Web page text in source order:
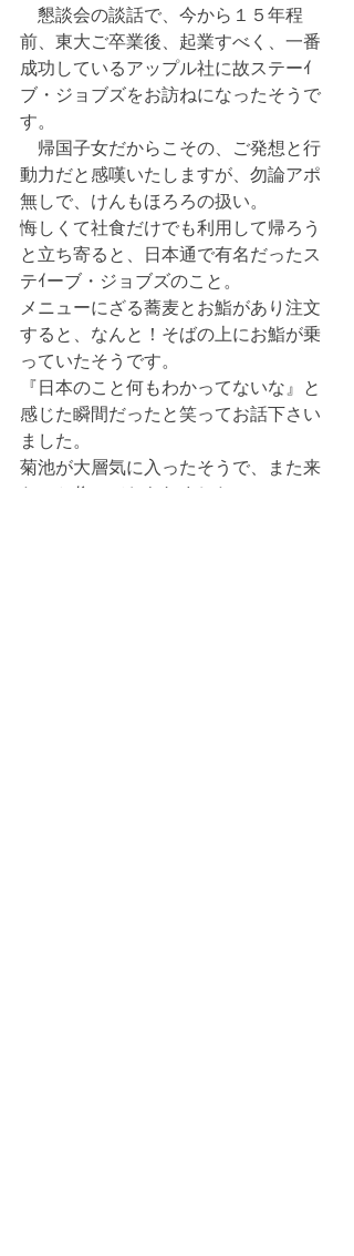
懇談会の談話で、今から１５年程
前、東大ご卒業後、起業すべく、一番
成功しているアップル社に故ステーｲ
ブ・ジョブズをお訪ねになったそうで
す。
帰国子女だからこその、ご発想と行
動力だと感嘆いたしますが、勿論アポ
無しで、けんもほろろの扱い。
悔しくて社食だけでも利用して帰ろう
と立ち寄ると、日本通で有名だったス
テｲーブ・ジョブズのこと。
メニューにざる蕎麦とお鮨があり注文
すると、なんと！そばの上にお鮨が乗
っていたそうです。
『日本のこと何もわかってないな』と
感じた瞬間だったと笑ってお話下さい
ました。
菊池が大層気に入ったそうで、また来
たいと仰っておられました。